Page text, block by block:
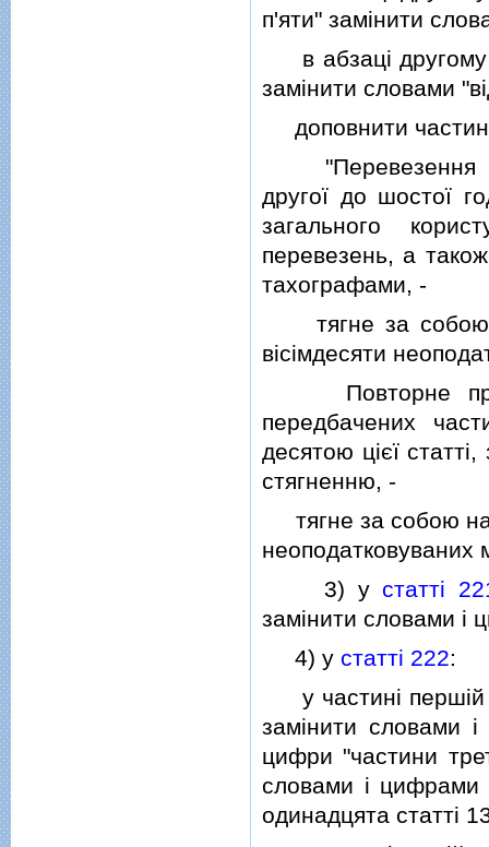
п'яти" замiнити
в абзацi другому
замiнити словами
доповнити
"Перевезення
другої до шостої
загального
перевезень, а
тахографами, -
тягне за собою
вiсiмдесяти
Повторне
передбачених
десятою цiєї
стягненню, -
тягне за собою
3) устаттi
замiнити словами i
4) у статтi 222:
у частинi першiй
замiнити словами
цифри "частини
словами i цифрами
одинадцята статтi